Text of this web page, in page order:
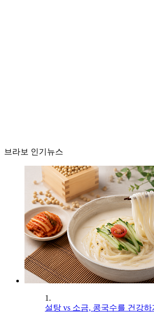
브라보 인기뉴스
1.
설탕 vs 소금, 콩국수를 건강하